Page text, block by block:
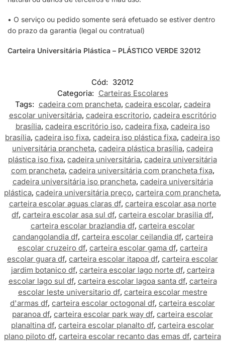
• O serviço ou pedido somente será efetuado se estiver dentro
do prazo da garantia (legal ou contratual)
Carteira Universitária Plástica – PLÁSTICO VERDE 32012
Cód: 32012
Categoria: Carteiras Escolares
Tags: cadeira com prancheta, cadeira escolar, cadeira
escolar universitária, cadeira escritorio, cadeira escritório
brasília, cadeira escritório iso, cadeira fixa, cadeira iso
brasília, cadeira iso fixa, cadeira iso plástica fixa, cadeira iso
universitária prancheta, cadeira plástica brasília, cadeira
plástica iso fixa, cadeira universitária, cadeira universitária
com prancheta, cadeira universitária com prancheta fixa,
cadeira universitária iso prancheta, cadeira universitária
plástica, cadeira universitária preço, carteira com prancheta,
carteira escolar aguas claras df, carteira escolar asa norte
df, carteira escolar asa sul df, carteira escolar brasilia df,
carteira escolar brazlandia df, carteira escolar
candangolandia df, carteira escolar ceilandia df, carteira
escolar cruzeiro df, carteira escolar gama df, carteira
escolar guara df, carteira escolar itapoa df, carteira escolar
jardim botanico df, carteira escolar lago norte df, carteira
escolar lago sul df, carteira escolar lagoa santa df, carteira
escolar leste universitario df, carteira escolar mestre
d'armas df, carteira escolar octogonal df, carteira escolar
paranoa df, carteira escolar park way df, carteira escolar
planaltina df, carteira escolar planalto df, carteira escolar
plano piloto df, carteira escolar recanto das emas df, carteira